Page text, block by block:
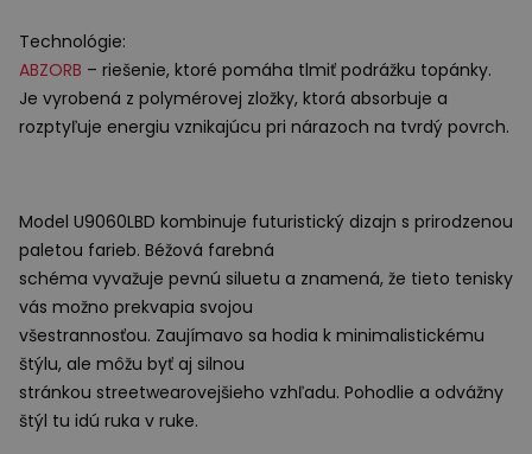
Technológie:
ABZORB – riešenie, ktoré pomáha tlmiť podrážku topánky.
Je vyrobená z polymérovej zložky, ktorá absorbuje a
rozptyľuje energiu vznikajúcu pri nárazoch na tvrdý povrch.
Model U9060LBD kombinuje futuristický dizajn s prirodzenou
paletou farieb. Béžová farebná
schéma vyvažuje pevnú siluetu a znamená, že tieto tenisky
vás možno prekvapia svojou
všestrannosťou. Zaujímavo sa hodia k minimalistickému
štýlu, ale môžu byť aj silnou
stránkou streetwearovejšieho vzhľadu. Pohodlie a odvážny
štýl tu idú ruka v ruke.